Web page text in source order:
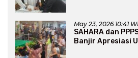
May 23, 2026 10:41
SAHARA dan
Banjir Apresiasi